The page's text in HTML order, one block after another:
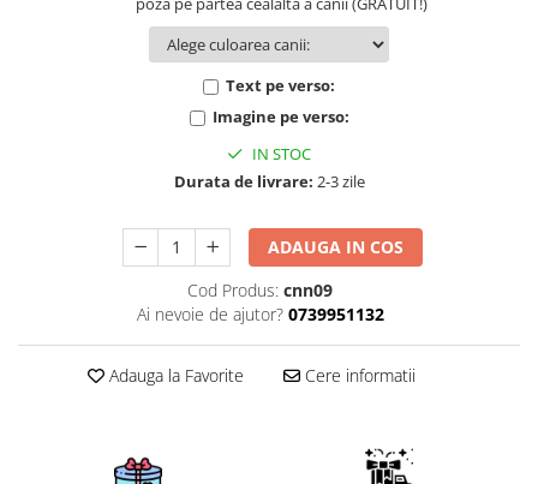
Brelocuri din Inox
Accesorii de Bucatarie
Tocatoare Personalizate
Manusi Personalizate
Ustensile de bucatarie
Accesorii pentru Bauturi
Desfacatoare si Tirbusoane
Text pe verso:
Imagine pe verso:
IN STOC
Durata de livrare: 2-3 zile
ADAUGA IN COS
Cod Produs: cnn09
Ai nevoie de ajutor? 0739951132
Adauga la Favorite Cere informatii